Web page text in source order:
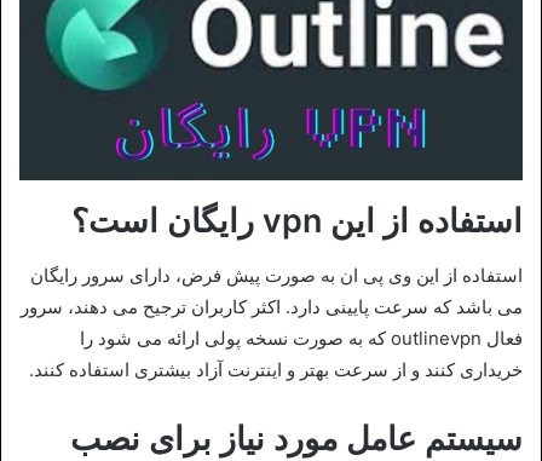
استفاده از این vpn رایگان است؟
استفاده از این وی پی ان به صورت پیش فرض، دارای سرور رایگان
می باشد که سرعت پایینی دارد. اکثر کاربران ترجیح می دهند، سرور
فعال outlinevpn که به صورت نسخه پولی ارائه می شود را
خریداری کنند و از سرعت بهتر و اینترنت آزاد بیشتری استفاده کنند.
سیستم عامل مورد نیاز برای نصب